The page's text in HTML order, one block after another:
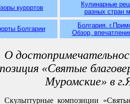
курортов
Кулинарные
разных стран
Болгарии
Болгария.
Обзор,
О
«Святые
Муромские» в
Скульптурные композиции